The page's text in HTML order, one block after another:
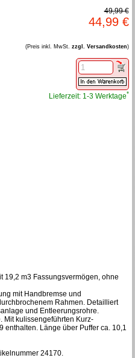
49,99 €
44,99 €
(Preis inkl. MwSt. zzgl. Versandkosten)
Lieferzeit: 1-3 Werktage*
19,2 m3 Fassungsvermögen, ohne
mit Handbremse und
Rahmen. Detailliert
und Entleerungsrohre.
Mit kulissengeführten Kurz-
enthalten. Länge über Puffer ca. 10,1
24170.